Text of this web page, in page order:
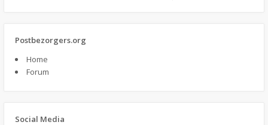
Postbezorgers.org
Home
Forum
Social Media